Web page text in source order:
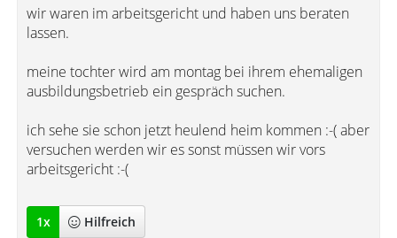
wir waren im arbeitsgericht und haben uns beraten
lassen.
meine tochter wird am montag bei ihrem ehemaligen
ausbildungsbetrieb ein gespräch suchen.
ich sehe sie schon jetzt heulend heim kommen :-( aber
versuchen werden wir es sonst müssen wir vors
arbeitsgericht :-(
1x Hilfreich